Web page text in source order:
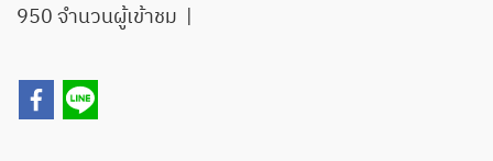
950 จำนวนผู้เข้าชม |